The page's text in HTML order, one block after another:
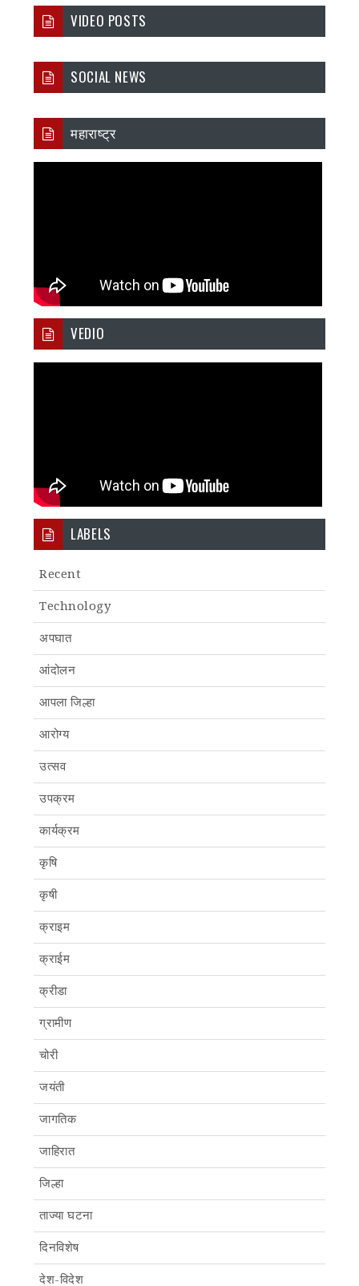
VIDEO POSTS
SOCIAL NEWS
महाराष्ट्र
VEDIO
LABELS
Recent
Technology
अपघात
आंदोलन
आपला जिल्हा
आरोग्य
उत्सव
उपक्रम
कार्यक्रम
कृषि
कृषी
क्राइम
क्राईम
क्रीडा
ग्रामीण
चोरी
जयंती
जागतिक
जाहिरात
जिल्हा
ताज्या घटना
दिनविशेष
देश-विदेश